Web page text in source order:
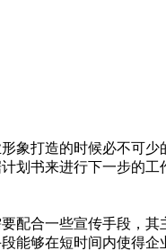
打造的时候必不可
书来进行下一步的
配合一些宣传手段，
够在短时间内使得